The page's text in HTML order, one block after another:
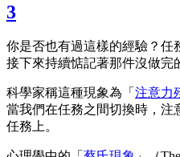
3
你是否也有過這樣的經驗？任
接下來持續惦記著那件沒做完
科學家稱這種現象為「 注意力
當我們在任務之間切換時，注
任務上。